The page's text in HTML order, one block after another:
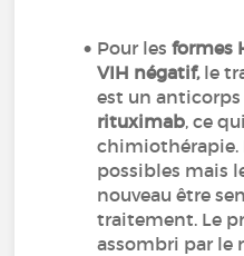
Pour lesformes
VIH négatif,le
est un
rituximab, ce
chimiothérapie.
possibles mais
nouveau être
traitement. Le
assombri par le